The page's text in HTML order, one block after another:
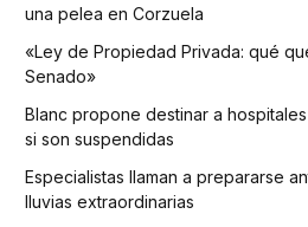
una pelea en Corzuela
«Ley de Propiedad Privada: qué
Senado»
Blanc propone destinar a
si son suspendidas
Especialistas llaman a prepararse
lluvias extraordinarias